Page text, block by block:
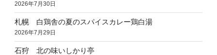
2026年7月30日
札幌 白鶏舎の夏のスパイスカレー鶏白湯
2026年7月29日
石狩 北の味いしかり亭